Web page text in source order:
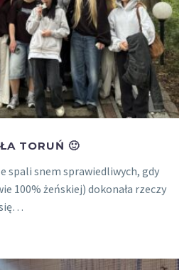
TORUŃ 🙂
spali snem sprawiedliwych, gdy
100% żeńskiej) dokonała rzeczy
się…